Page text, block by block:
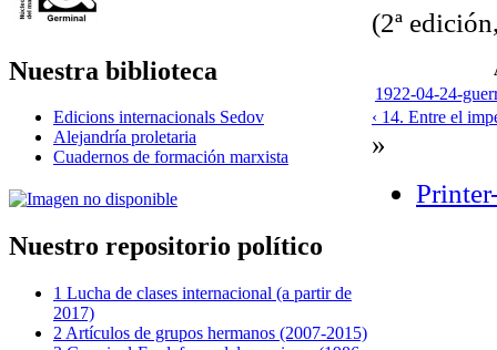
Nuestra biblioteca
Edicions internacionals Sedov
Alejandría proletaria
Cuadernos de formación marxista
Nuestro repositorio político
1 Lucha de clases internacional (a partir de
2017)
2 Artículos de grupos hermanos (2007-2015)
(2ª
1922-04-24-
‹ 14. Entre el
»